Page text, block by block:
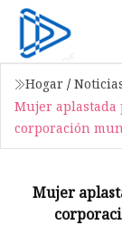
Hogar /
Mujer aplastada
corporación
Mujer